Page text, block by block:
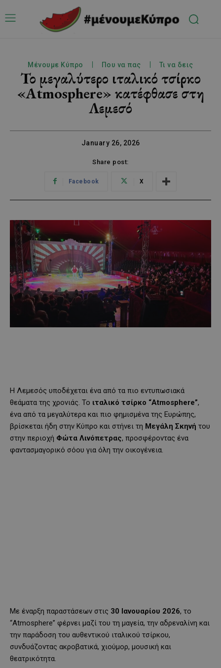
Μένουμε Κύπρο Που να πας Τι να δεις
Το μεγαλύτερο ιταλικό τσίρκο
«Atmosphere» κατέφθασε στη
Λεμεσό
January 26, 2026
Share post:
Facebook X
Η Λεμεσός υποδέχεται ένα από τα πιο εντυπωσιακά
θεάματα της χρονιάς. Το ιταλικό τσίρκο “Atmosphere”,
ένα από τα μεγαλύτερα και πιο φημισμένα της Ευρώπης,
βρίσκεται ήδη στην Κύπρο και στήνει τη Μεγάλη Σκηνή του
στην περιοχή Φώτα Λινόπετρας, προσφέροντας ένα
φαντασμαγορικό σόου για όλη την οικογένεια.
Με έναρξη παραστάσεων στις 30 Ιανουαρίου 2026, το
“Atmosphere” φέρνει μαζί του τη μαγεία, την αδρεναλίνη και
την παράδοση του αυθεντικού ιταλικού τσίρκου,
συνδυάζοντας ακροβατικά, χιούμορ, μουσική και
θεατρικότητα.